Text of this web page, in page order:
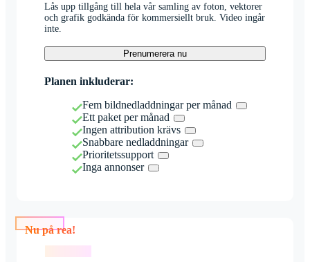
Lås upp tillgång till hela vår samling av foton, vektorer
och grafik godkända för kommersiellt bruk. Video ingår
inte.
Prenumerera nu
Planen inkluderar:
Fem bildnedladdningar per månad
Ett paket per månad
Ingen attribution krävs
Snabbare nedladdningar
Prioritetssupport
Inga annonser
Nu på rea!